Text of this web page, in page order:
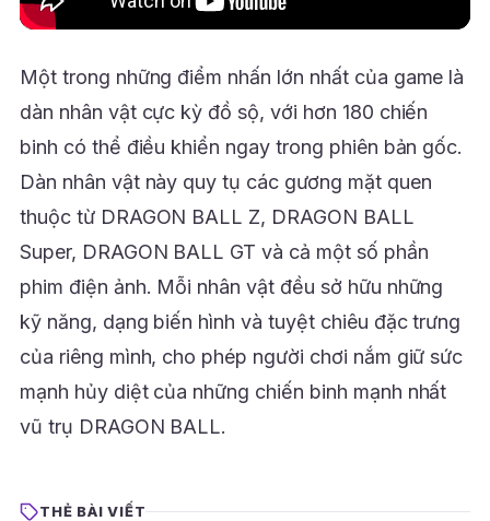
Một trong những điểm nhấn lớn nhất của game là
dàn nhân vật cực kỳ đồ sộ, với hơn 180 chiến
binh có thể điều khiển ngay trong phiên bản gốc.
Dàn nhân vật này quy tụ các gương mặt quen
thuộc từ DRAGON BALL Z, DRAGON BALL
Super, DRAGON BALL GT và cả một số phần
phim điện ảnh. Mỗi nhân vật đều sở hữu những
kỹ năng, dạng biến hình và tuyệt chiêu đặc trưng
của riêng mình, cho phép người chơi nắm giữ sức
mạnh hủy diệt của những chiến binh mạnh nhất
vũ trụ DRAGON BALL.
THẺ BÀI VIẾT